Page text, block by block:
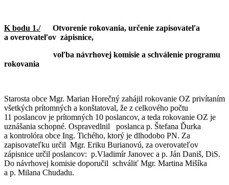
K bodu 1./
Otvorenie rokovania, určenie zapisovateľa
a overovateľov zápisnice,
voľba návrhovej komisie a schválenie programu
rokovania
Starosta obce Mgr. Marian Horečný zahájil rokovanie OZ privítaním
všetkých prítomných a konštatoval, že z celkového počtu
11 poslancov je prítomných 10 poslancov, a teda rokovanie OZ je
uznášania schopné. Ospravedlnil poslanca p. Štefana Ďurka
a kontrolóra obce Ing. Tichého, ktorý je dlhodobo PN. Za
zapisovateľku určil Mgr. Eriku Burianovú, za overovateľov
zápisnice určil poslancov: p.Vladimír Janovec a p. Ján Daniš, DiS.
Do návrhovej komisie doporučil schváliť Mgr. Martina Mišíka
a p. Milana Chudadu.